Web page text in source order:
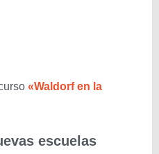
«Waldorf en la
escuelas